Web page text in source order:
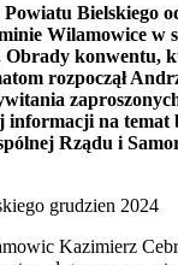
Bielskiego
Wilamowice w
konwentu,
rozpoczął
na temat
Rządu i
Kazimierz